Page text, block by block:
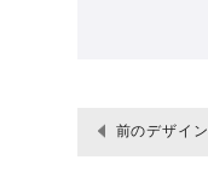
前のデザイン